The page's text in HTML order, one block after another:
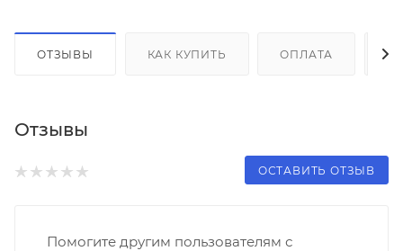
ОТЗЫВЫ КАК КУПИТЬ ОПЛАТА
Отзывы
ОСТАВИТЬ ОТЗЫВ
Помогите другим пользователям с